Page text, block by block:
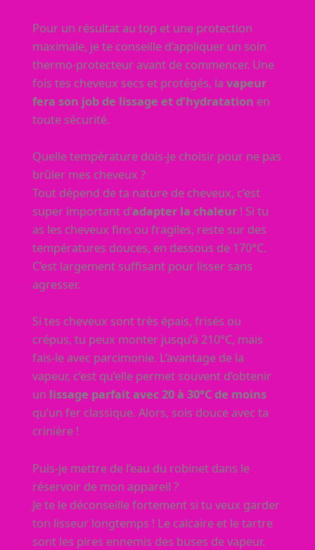
Pour un résultat au top et une protection
maximale, je te conseille d’appliquer un soin
thermo-protecteur avant de commencer. Une
fois tes cheveux secs et protégés, la vapeur
fera son job de lissage et d’hydratation en
toute sécurité.
Quelle température dois-je choisir pour ne pas
brûler mes cheveux ?
Tout dépend de ta nature de cheveux, c’est
super important d’adapter la chaleur! Si tu
as les cheveux fins ou fragiles, reste sur des
températures douces, en dessous de 170°C.
C’est largement suffisant pour lisser sans
agresser.
Si tes cheveux sont très épais, frisés ou
crépus, tu peux monter jusqu’à 210°C, mais
fais-le avec parcimonie. L’avantage de la
vapeur, c’est qu’elle permet souvent d’obtenir
un lissage parfait avec 20 à 30°C de moins
qu’un fer classique. Alors, sois douce avec ta
crinière !
Puis-je mettre de l’eau du robinet dans le
réservoir de mon appareil ?
Je te le déconseille fortement si tu veux garder
ton lisseur longtemps ! Le calcaire et le tartre
sont les pires ennemis des buses de vapeur.